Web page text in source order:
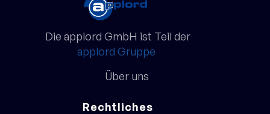
Die applord GmbH ist Teil der
applord Gruppe
Über uns
Rechtliches